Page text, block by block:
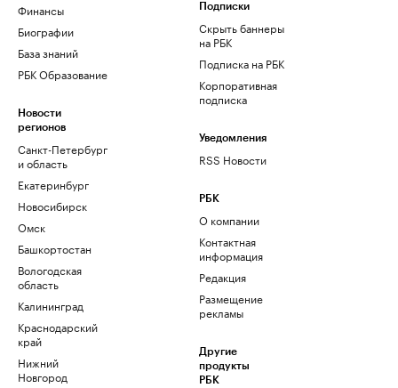
Финансы
Биографии
База знаний
РБК Образование
Новости
регионов
Санкт-Петербург
и область
Екатеринбург
Новосибирск
Омск
Башкортостан
Вологодская
область
Калининград
Краснодарский
край
Нижний
Новгород
Подписки
Скрыть баннеры
на РБК
Подписка на РБК
Корпоративная
подписка
Уведомления
RSS Новости
РБК
О компании
Контактная
информация
Редакция
Размещение
рекламы
Другие
продукты
РБК